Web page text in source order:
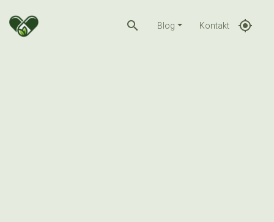
search Blog Kontakt gps_fixed